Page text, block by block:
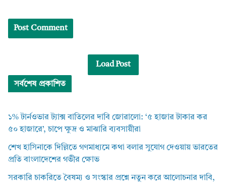
Load Post
সর্বশেষ প্রকাশিত
১% টার্নওভার ট্যাক্স বাতিলের দাবি জোরালো: ‘৫ হাজার টাকার কর
৫০ হাজারে’, চাপে ক্ষুদ্র ও মাঝারি ব্যবসায়ীরা
শেখ হাসিনাকে দিল্লিতে গণমাধ্যমে কথা বলার সুযোগ দেওয়ায় ভারতের
প্রতি বাংলাদেশের গভীর ক্ষোভ
সরকারি চাকরিতে বৈষম্য ও সংস্কার প্রশ্নে নতুন করে আলোচনার দাবি,